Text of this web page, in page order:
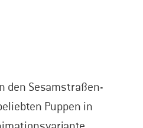
den Sesamstraßen-
Puppen in